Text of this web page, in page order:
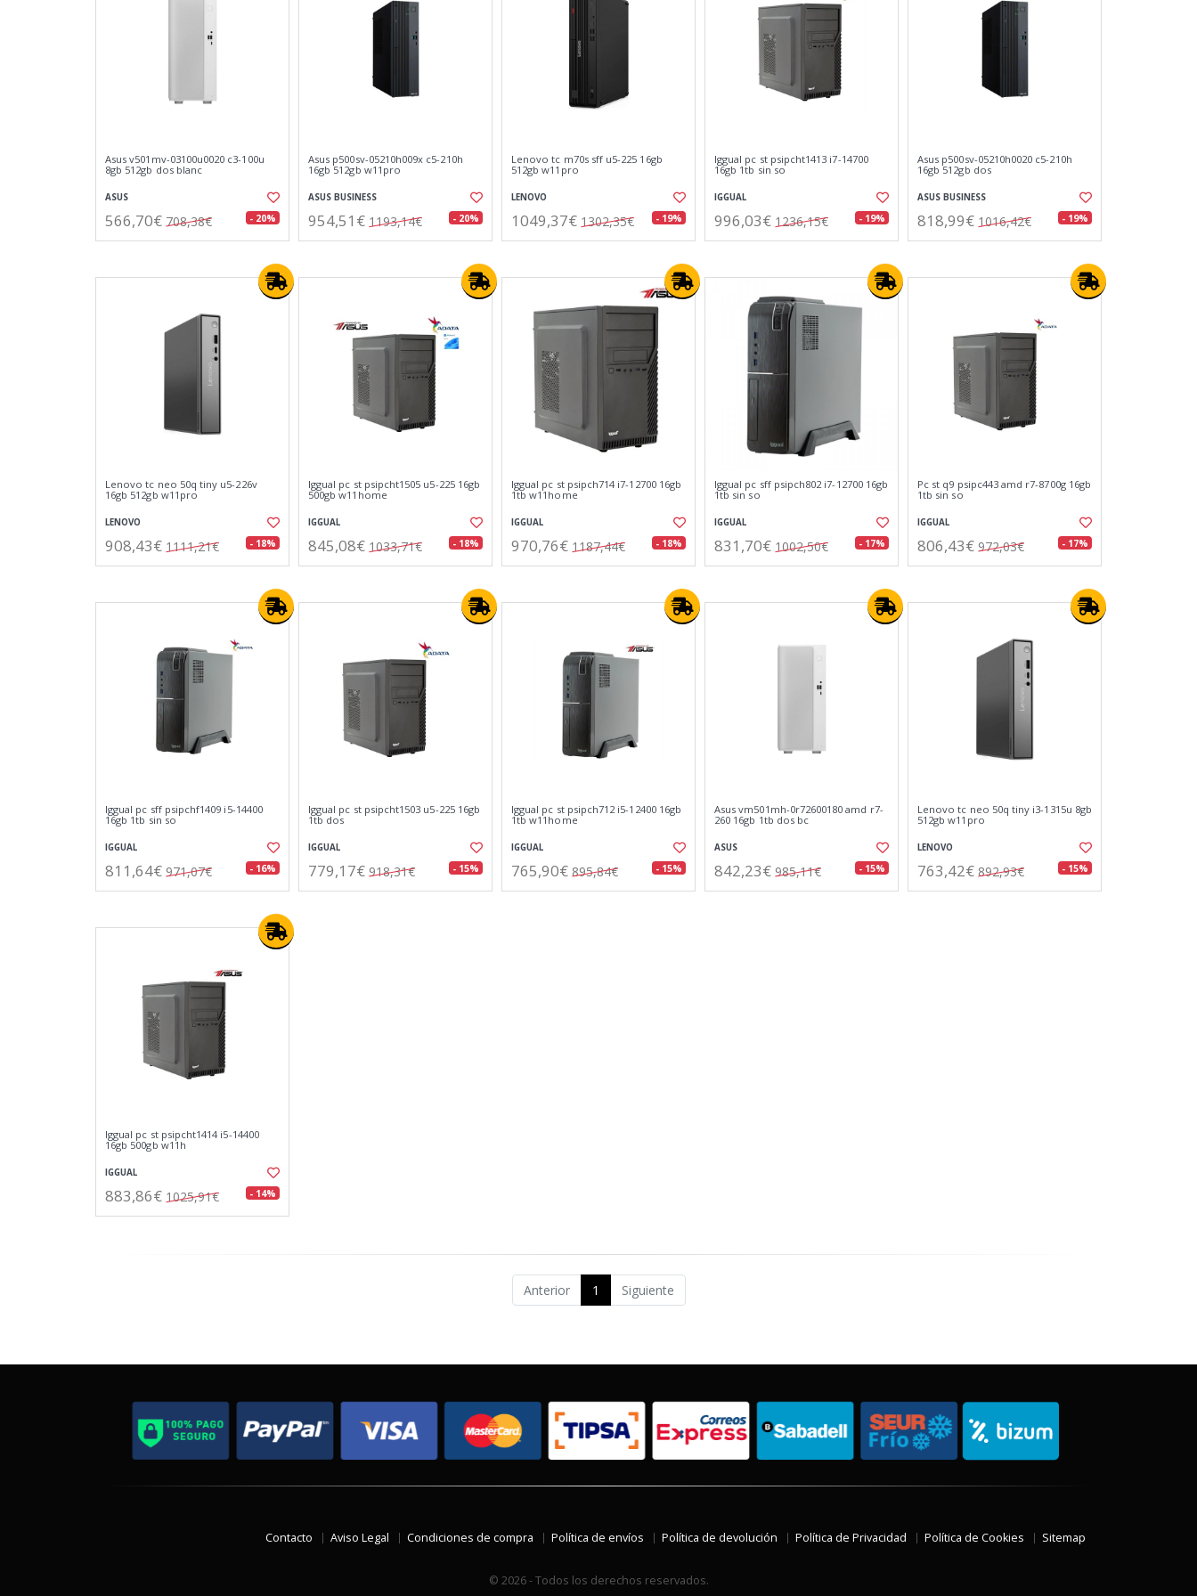
Asus v501mv-03100u0020 c3-100u
8gb 512gb dos blanc
ASUS
566,70€ 708,38€ - 20%
Asus p500sv-05210h009x c5-210h
16gb 512gb w11pro
ASUS BUSINESS
954,51€ 1193,14€ - 20%
Lenovo tc m70s sff u5-225 16gb
512gb w11pro
LENOVO
1049,37€ 1302,35€ - 19%
Iggual pc st psipcht1413 i7-14700
16gb 1tb sin so
IGGUAL
996,03€ 1236,15€ - 19%
Asus p500sv-05210h0020 c5-210h
16gb 512gb dos
ASUS BUSINESS
818,99€ 1016,42€ - 19%
Lenovo tc neo 50q tiny u5-226v
16gb 512gb w11pro
LENOVO
908,43€ 1111,21€ - 18%
Iggual pc st psipcht1505 u5-225 16gb
500gb w11home
IGGUAL
845,08€ 1033,71€ - 18%
Iggual pc st psipch714 i7-12700 16gb
1tb w11home
IGGUAL
970,76€ 1187,44€ - 18%
Iggual pc sff psipch802 i7-12700 16gb
1tb sin so
IGGUAL
831,70€ 1002,50€ - 17%
Pc st q9 psipc443 amd r7-8700g 16gb
1tb sin so
IGGUAL
806,43€ 972,03€ - 17%
Iggual pc sff psipchf1409 i5-14400
16gb 1tb sin so
IGGUAL
811,64€ 971,07€ - 16%
Iggual pc st psipcht1503 u5-225 16gb
1tb dos
IGGUAL
779,17€ 918,31€ - 15%
Iggual pc st psipch712 i5-12400 16gb
1tb w11home
IGGUAL
765,90€ 895,84€ - 15%
Asus vm501mh-0r72600180 amd r7-
260 16gb 1tb dos bc
ASUS
842,23€ 985,11€ - 15%
Lenovo tc neo 50q tiny i3-1315u 8gb
512gb w11pro
LENOVO
763,42€ 892,93€ - 15%
Iggual pc st psipcht1414 i5-14400
16gb 500gb w11h
IGGUAL
883,86€ 1025,91€ - 14%
Anterior 1 Siguiente
Contacto Aviso Legal Condiciones de compra Política de envíos Política de devolución Política de Privacidad Política de Cookies Sitemap
© 2026 - Todos los derechos reservados.